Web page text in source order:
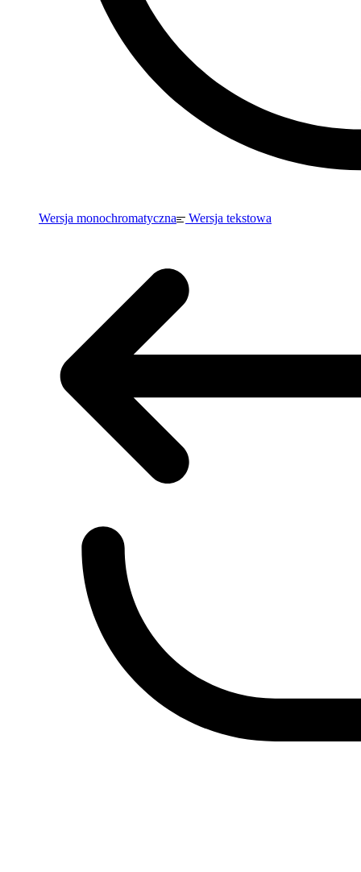
Wersja monochromatyczna Wersja tekstowa